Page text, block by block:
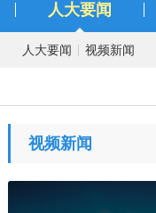
人大要闻
人大要闻 视频新闻
视频新闻